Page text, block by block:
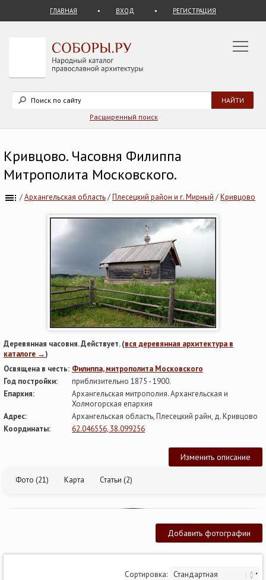
ГЛАВНАЯ ВХОД РЕГИСТРАЦИЯ
Расширенный поиск
Кривцово. Часовня Филиппа
Митрополита Московского.
/Архангельская область/Плесецкий район и г. Мирный /Кривцово
Деревянная часовня. Действует. (вся деревянная архитектура в
каталоге →)
Освящена в честь: Филиппа, митрополита Московского
Год постройки:
приблизительно 1875 - 1900.
Епархия:
Архангельская митрополия. Архангельская и
Холмогорская епархия
Адрес:
Архангельская область, Плесецкий райн, д. Кривцово
Координаты:
62.046556, 38.099256
Изменить описание
Фото (21) Карта Статьи (2)
Добавить фотографии
Сортировка: